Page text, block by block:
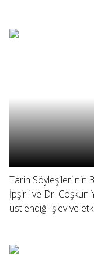
Tarih Söyleşileri'nin
İpşirli ve Dr. Coşkun
üstlendiği işlev ve